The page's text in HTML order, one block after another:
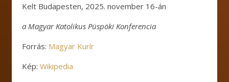
Kelt Budapesten, 2025. november 16-án
a Magyar Katolikus Püspöki Konferencia
Forrás: Magyar Kurír
Kép: Wikipedia